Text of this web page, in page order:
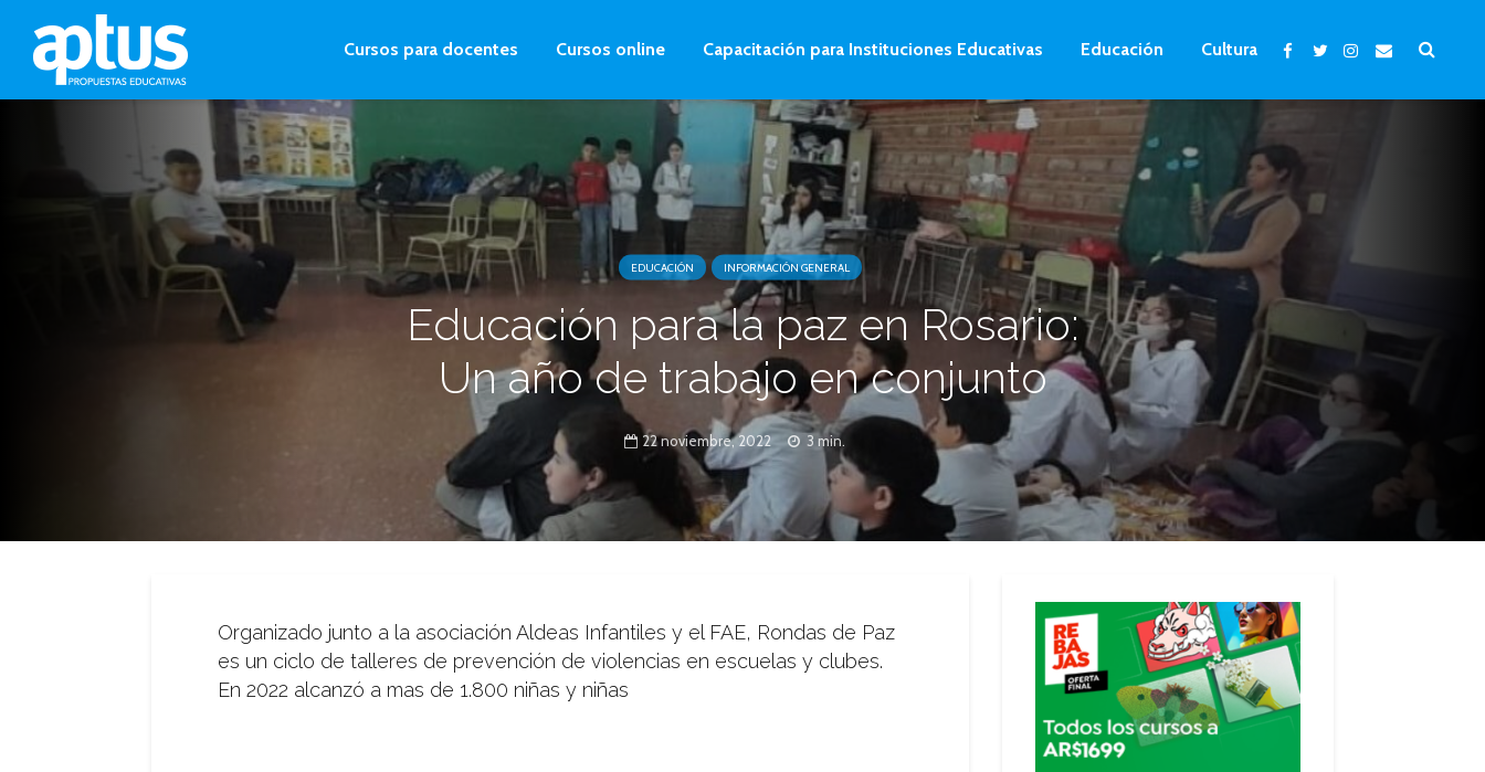
Cursos para docentes Cursos online Capacitación para Instituciones Educativas Educación Cultura
EDUCACIÓN INFORMACIÓN GENERAL
Educación para la paz en Rosario:
Un año de trabajo en conjunto
22 noviembre, 2022 3 min.
Organizado junto a la asociación Aldeas Infantiles y el FAE, Rondas de Paz
es un ciclo de talleres de prevención de violencias en escuelas y clubes.
En 2022 alcanzó a mas de 1.800 niñas y niñas